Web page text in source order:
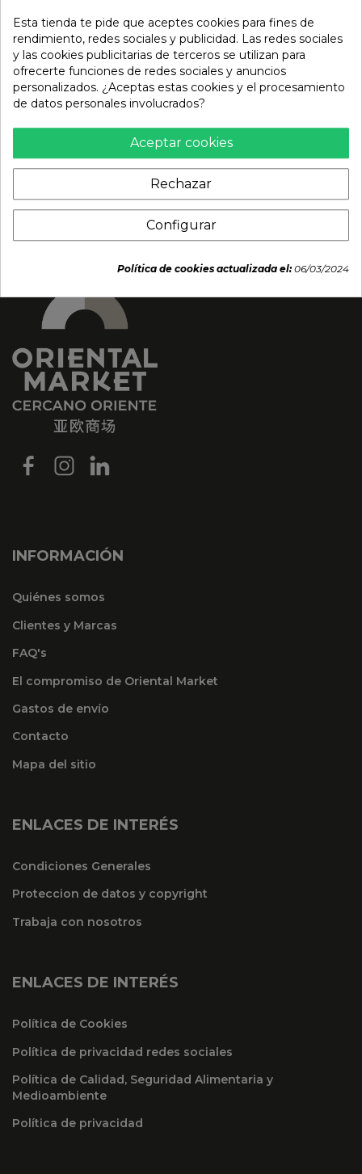
Galletas sabor mango
(SUNFLOWER). 190 g
Galletas de chocolate
(OREO) 97g
3,29 €
INFORMACIÓN
Quiénes somos
Clientes y Marcas
FAQ's
El compromiso de Oriental Market
Gastos de envío
Contacto
Mapa del sitio
ENLACES DE INTERÉS
Condiciones Generales
Proteccion de datos y copyright
Trabaja con nosotros
ENLACES DE INTERÉS
Política de Cookies
Política de privacidad redes sociales
Política de Calidad, Seguridad Alimentaria y
Medioambiente
Política de privacidad
Esta tienda te pide que aceptes cookies para fines de
rendimiento, redes sociales y publicidad. Las redes sociales
y las cookies publicitarias de terceros se utilizan para
ofrecerte funciones de redes sociales y anuncios
personalizados. ¿Aceptas estas cookies y el procesamiento
de datos personales involucrados?
Aceptar cookies
Rechazar
Configurar
Política de cookies actualizada el:06/03/2024